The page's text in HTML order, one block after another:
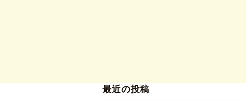
最近の投稿